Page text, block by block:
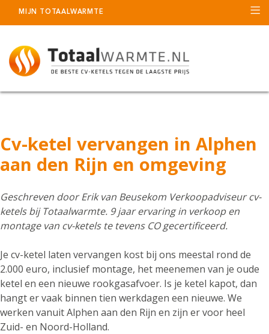
MIJN TOTAALWARMTE
Cv-ketel vervangen in Alphen
aan den Rijn en omgeving
Geschreven doorErik van Beusekom Verkoopadviseur cv-
ketels bij Totaalwarmte. 9 jaar ervaring in verkoop en
montage van cv-ketels te tevens CO gecertificeerd.
Je cv-ketel laten vervangen kost bij ons meestal rond de
2.000 euro, inclusief montage, het meenemen van je oude
ketel en een nieuwe rookgasafvoer. Is je ketel kapot, dan
hangt er vaak binnen tien werkdagen een nieuwe. We
werken vanuit Alphen aan den Rijn en zijn er voor heel
Zuid- en Noord-Holland.